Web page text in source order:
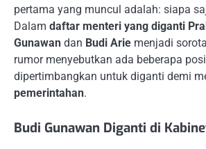
pertama yang muncul adalah: siapa
Dalam daftar menteri yang diganti
Gunawan dan Budi Arie menjadi
rumor menyebutkan ada beberapa
dipertimbangkan untuk diganti demi
pemerintahan.
Budi Gunawan Diganti di